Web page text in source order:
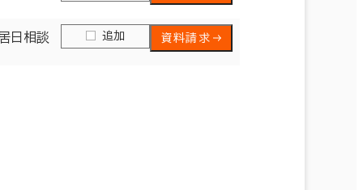
日相談 追加 資料請求